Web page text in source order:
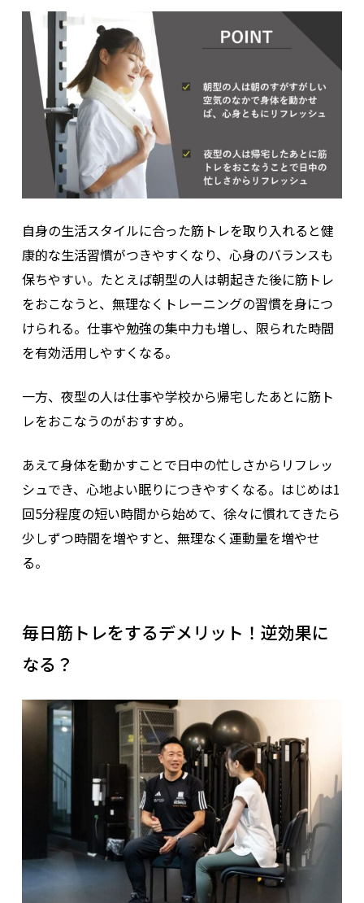
自身の生活スタイルに合った筋トレを取り入れると健
康的な生活習慣がつきやすくなり、心身のバランスも
保ちやすい。たとえば朝型の人は朝起きた後に筋トレ
をおこなうと、無理なくトレーニングの習慣を身につ
けられる。仕事や勉強の集中力も増し、限られた時間
を有効活用しやすくなる。
一方、夜型の人は仕事や学校から帰宅したあとに筋ト
レをおこなうのがおすすめ。
あえて身体を動かすことで日中の忙しさからリフレッ
シュでき、心地よい眠りにつきやすくなる。はじめは1
回5分程度の短い時間から始めて、徐々に慣れてきたら
少しずつ時間を増やすと、無理なく運動量を増やせ
る。
毎日筋トレをするデメリット！逆効果に
なる？